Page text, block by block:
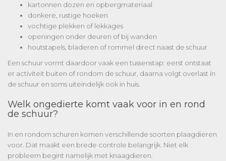
kartonnen dozen en opbergmateriaal
donkere, rustige hoeken
vochtige plekken of lekkages
openingen onder deuren of bij wanden
houtstapels, bladeren of rommel direct naast de schuur
Een schuur vormt daardoor vaak een tussenstap: eerst ontstaat
er activiteit buiten of rondom de schuur, daarna volgt overlast ín
de schuur en soms uiteindelijk ook in huis.
Welk ongedierte komt vaak voor in en rond
de schuur?
In en rondom schuren komen verschillende soorten plaagdieren
voor. Dat maakt een brede controle belangrijk. Niet elk
probleem begint namelijk met knaagdieren.